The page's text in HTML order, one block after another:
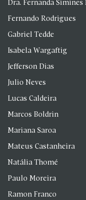
Dra. Fernanda
Fernando Rodrigues
Gabriel Tedde
Isabela Wargaftig
Jefferson Dias
Julio Neves
Lucas Caldeira
Marcos Boldrin
Mariana Saroa
Mateus Castanheira
Natália Thomé
Paulo Moreira
Ramon Franco